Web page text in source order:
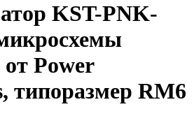
KST-PNK-
Power
типоразмер RM6